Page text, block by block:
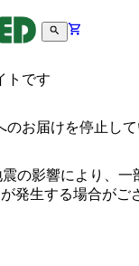
トです
のお届けを停止し
の影響により、
発生する場合がご